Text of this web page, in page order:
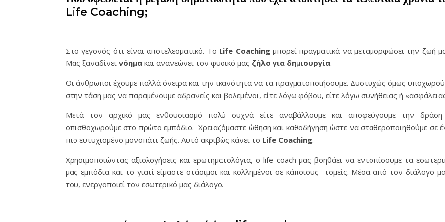
Life Coaching;
Στο γεγονός ότι είναι αποτελεσματικό. Το Life Coachingμπορεί πραγματικά να μεταμορφώσει την ζωή
Μας ξαναδίνει νόημα και ανανεώνει τον φυσικό μας ζήλο για δημιουργία.
Οι άνθρωποι έχουμε πολλά όνειρα και την ικανότητα να τα πραγματοποιήσουμε. Δυστυχώς όμως
στην τάση μας να παραμένουμε αδρανείς και βολεμένοι, είτε λόγω φόβου, είτε λόγω συνήθειας ή
Μετά τον αρχικό μας ενθουσιασμό πολύ συχνά είτε αναβάλλουμε και αποφεύγουμε την
οπισθοχωρούμε στο πρώτο εμπόδιο. Χρειαζόμαστε ώθηση και καθοδήγηση ώστε να σταθεροποιηθούμε σε
πιο ευτυχισμένο μονοπάτι ζωής. Αυτό ακριβώς κάνει το Life Coaching.
Χρησιμοποιώντας αξιολογήσεις και ερωτηματολόγια, ο life coach μας βοηθάει να εντοπίσουμε τα
μας εμπόδια και το γιατί είμαστε στάσιμοι και κολλημένοι σε κάποιους τομείς. Μέσα από τον διάλογο
του, ενεργοποιεί τον εσωτερικό μας διάλογο.